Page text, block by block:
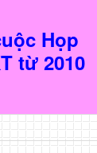
Họp
từ 2010